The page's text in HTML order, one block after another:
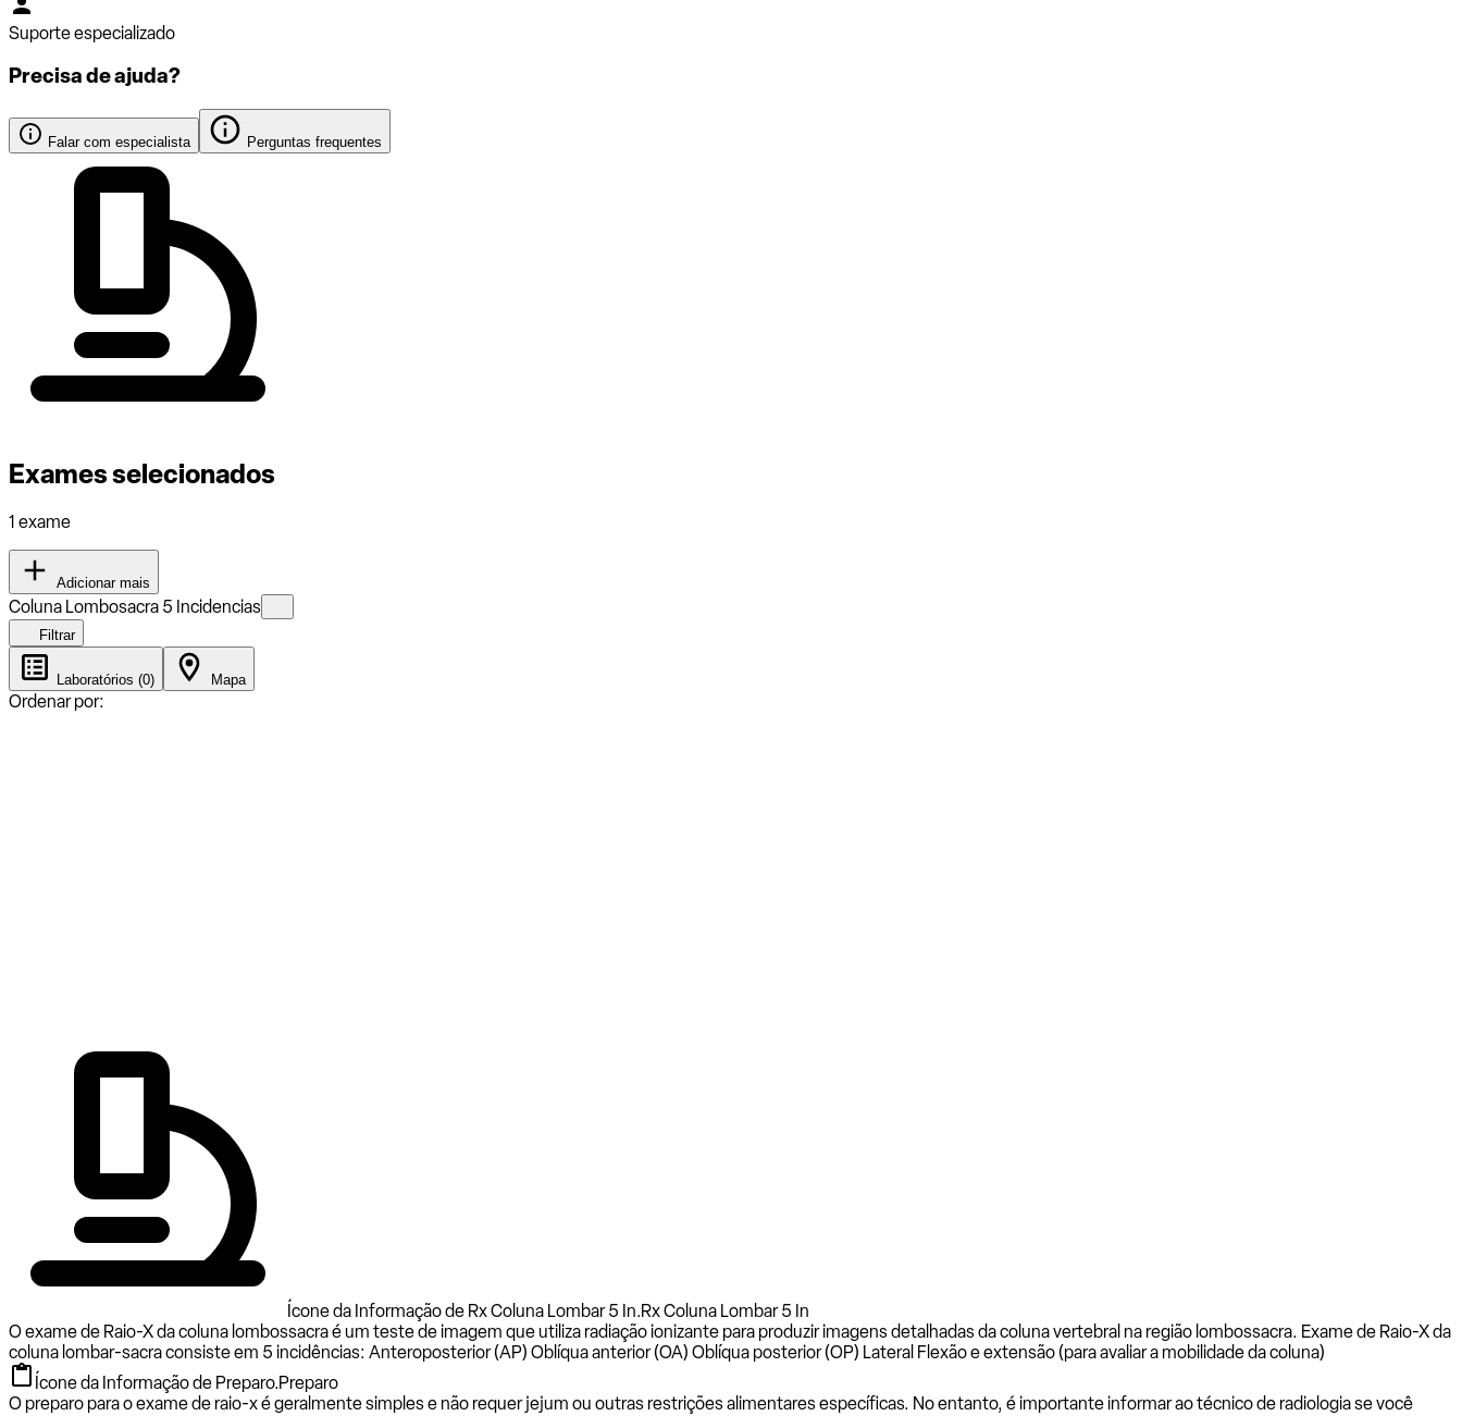
Suporte especializado
Precisa de ajuda?
Falar com especialista Perguntas frequentes
Exames selecionados
1 exame
Adicionar mais
Coluna Lombosacra 5 Incidencias
Filtrar
Laboratórios (0) Mapa
Ordenar por:
Ícone da Informação de Rx Coluna Lombar 5 In.Rx Coluna Lombar 5 In
O exame de Raio-X da coluna lombossacra é um teste de imagem que utiliza radiação ionizante para produzir imagens detalhadas da coluna vertebral na região lombossacra. Exame de Raio-X da
coluna lombar-sacra consiste em 5 incidências: Anteroposterior (AP) Oblíqua anterior (OA) Oblíqua posterior (OP) Lateral Flexão e extensão (para avaliar a mobilidade da coluna)
Ícone da Informação de Preparo.Preparo
O preparo para o exame de raio-x é geralmente simples e não requer jejum ou outras restrições alimentares específicas. No entanto, é importante informar ao técnico de radiologia se você